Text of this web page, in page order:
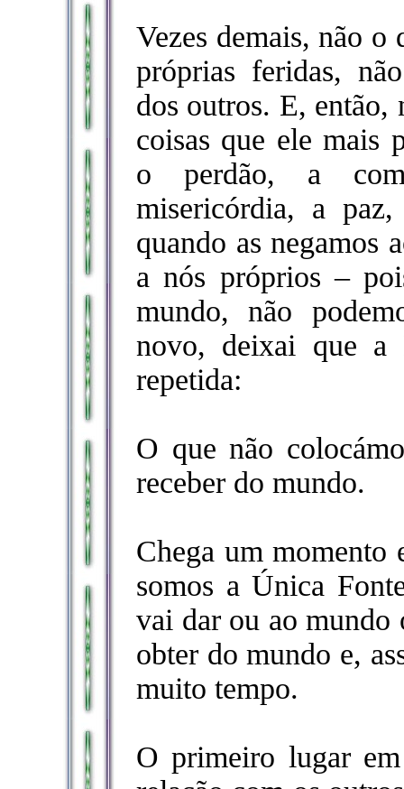
Vezes demais, não o
próprias feridas,
dos outros. E, então,
coisas que ele mais
o perdão, a
misericórdia, a
quando as negamos
a nós próprios –
mundo, não
novo, deixai que a
repetida:
O que não
receber do mundo.
Chega um momento
somos a Única
vai dar ou ao mundo
obter do mundo e,
muito tempo.
O primeiro lugar